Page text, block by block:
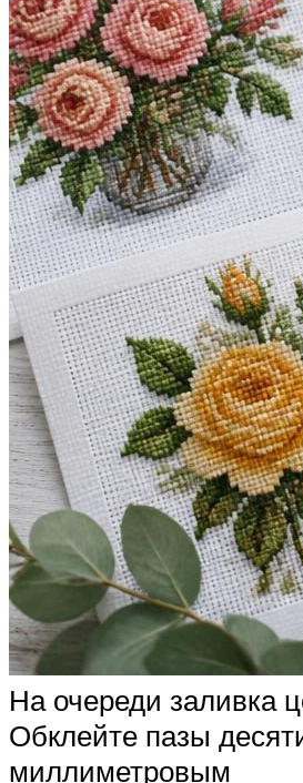
На очереди заливка
Обклейте пазы
миллиметровым